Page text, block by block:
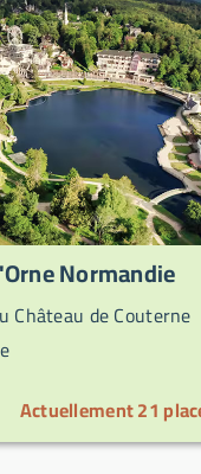
Normandie
Château de Couterne
Actuellement21